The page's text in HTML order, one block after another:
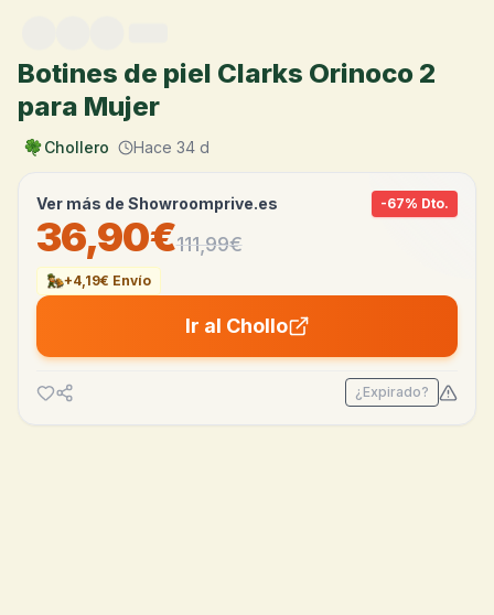
Botines de piel Clarks Orinoco 2
para Mujer
Chollero Hace 34 d
Ver más de Showroomprive.es -67% Dto.
36,90€111,99€
+4,19€ Envío
Ir al Chollo
¿Expirado?